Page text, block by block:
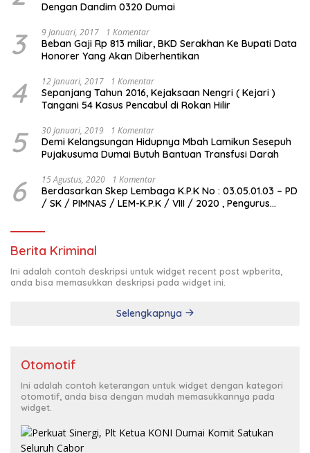
Dengan Dandim 0320 Dumai
3 9 Januari, 2017 1 Komentar
Beban Gaji Rp 813 miliar, BKD Serakhan Ke Bupati Data
Honorer Yang Akan Diberhentikan
4 12 Januari, 2017 1 Komentar
Sepanjang Tahun 2016, Kejaksaan Nengri ( Kejari )
Tangani 54 Kasus Pencabul di Rokan Hilir
5 30 Januari, 2019 1 Komentar
Demi Kelangsungan Hidupnya Mbah Lamikun Sesepuh
Pujakusuma Dumai Butuh Bantuan Transfusi Darah
6 15 Agustus, 2020 1 Komentar
Berdasarkan Skep Lembaga K.P.K No : 03.05.01.03 – PD
/ SK / PIMNAS / LEM-K.P.K / VIII / 2020 , Pengurus
Berita Kriminal
Ini adalah contoh deskripsi untuk widget recent post wpberita,
anda bisa memasukkan deskripsi pada widget ini.
Selengkapnya
Otomotif
Ini adalah contoh keterangan untuk widget dengan kategori
otomotif, anda bisa dengan mudah memasukkannya pada
widget.